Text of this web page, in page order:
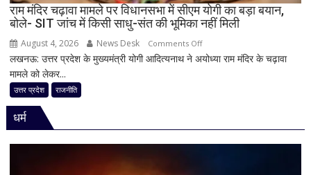
घोषित
राम मंदिर चढ़ावा मामले पर विधानसभा में सीएम योगी का बड़ा बयान,
बोले- SIT जांच में किसी साधु-संत की भूमिका नहीं मिली
August 4, 2026 News Desk Comments Offon
राम
लखनऊ: उत्तर प्रदेश के मुख्यमंत्री योगी आदित्यनाथ ने अयोध्या राम मंदिर के चढ़ावा
मामले को लेकर...
उत्तर प्रदेश राजनीति
धर्म